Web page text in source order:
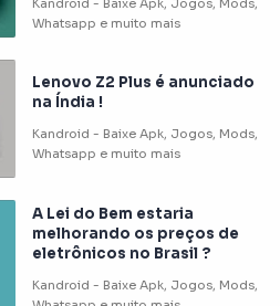
Lenovo Z2 Plus é anunciado
na Índia !
A Lei do Bem estaria
melhorando os preços de
eletrônicos no Brasil ?